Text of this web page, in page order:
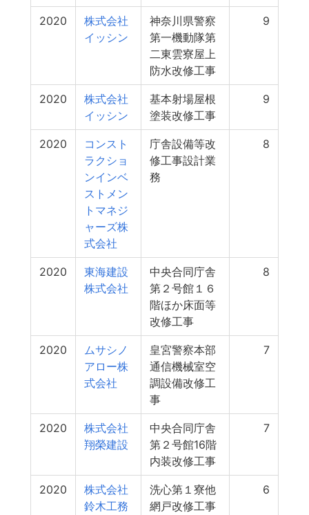
2020
株式会社
イッシン
神奈川県警察
第一機動隊第
二東雲寮屋上
防水改修工事
9
2020
株式会社
イッシン
基本射場屋根
塗装改修工事
9
2020
コンスト
ラクショ
ンインベ
ストメン
トマネジ
ャーズ株
式会社
庁舎設備等改
修工事設計業
務
8
2020
東海建設
株式会社
中央合同庁舎
第２号館１６
階ほか床面等
改修工事
8
2020
ムサシノ
アロー株
式会社
皇宮警察本部
通信機械室空
調設備改修工
事
7
2020
株式会社
翔榮建設
中央合同庁舎
第２号館16階
内装改修工事
7
2020
株式会社
鈴木工務
洗心第１寮他
網戸改修工事
6